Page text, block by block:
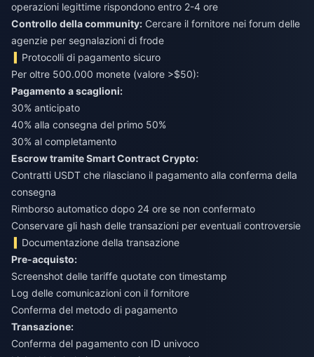
operazioni legittime rispondono entro 2-4 ore
Controllo della community: Cercare il fornitore nei forum delle
agenzie per segnalazioni di frode
Protocolli di pagamento sicuro
Per oltre 500.000 monete (valore >$50):
Pagamento a scaglioni:
30% anticipato
40% alla consegna del primo 50%
30% al completamento
Escrow tramite Smart Contract Crypto:
Contratti USDT che rilasciano il pagamento alla conferma della
consegna
Rimborso automatico dopo 24 ore se non confermato
Conservare gli hash delle transazioni per eventuali controversie
Documentazione della transazione
Pre-acquisto:
Screenshot delle tariffe quotate con timestamp
Log delle comunicazioni con il fornitore
Conferma del metodo di pagamento
Transazione:
Conferma del pagamento con ID univoco